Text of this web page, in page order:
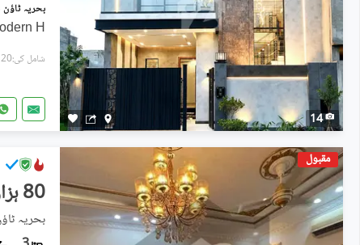
14
H
شامل کی:20 منٹ پہل
مقبول
80 ہزار
بحریہ